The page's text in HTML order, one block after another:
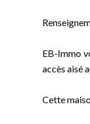
EB-Immo
accès aisé
Cette